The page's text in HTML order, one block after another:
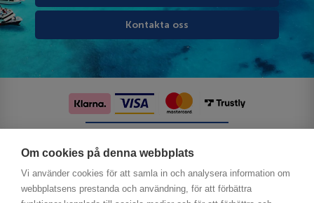
Om cookies på denna webbplats
Vi använder cookies för att samla in och analysera information om
webbplatsens prestanda och användning, för att förbättra
Kontakta oss
Följ oss på sociala medier